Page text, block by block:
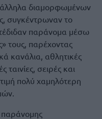
διαμορφωμένων
συγκέντρωναν το
παράνομα μέσω
τους, παρέχοντας
κανάλια, αθλητικές
ταινίες, σειρές και
πολύ χαμηλότερη
παράνομης